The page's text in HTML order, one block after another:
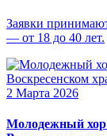
Заявки
— от 18 до 40 лет.
2 Марта 2026
Молодежный